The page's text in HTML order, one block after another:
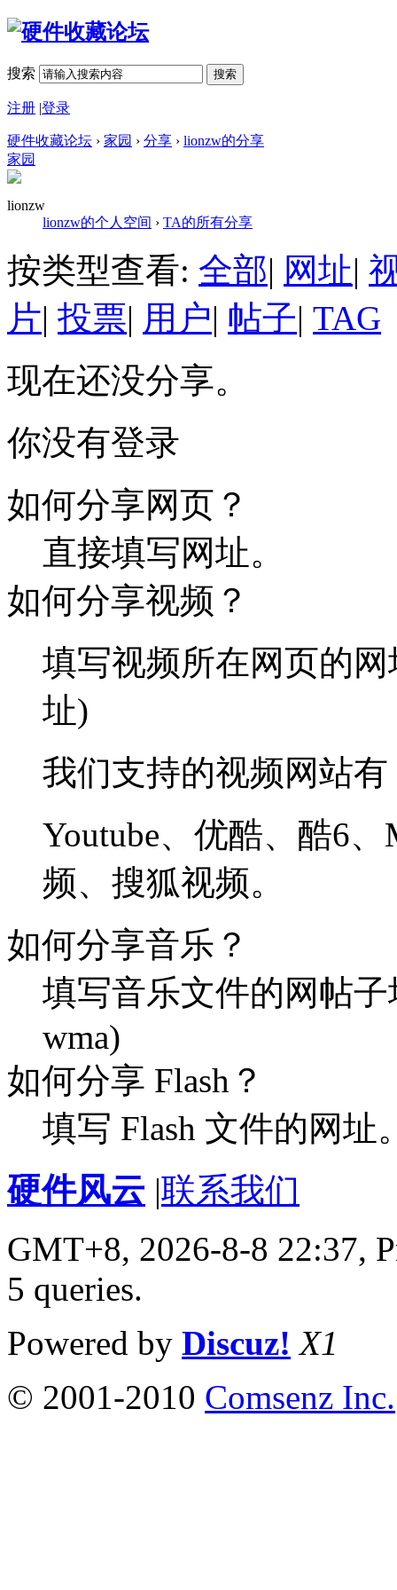
搜索 搜索
注册 |登录
硬件收藏论坛 › 家园 › 分享 › lionzw的分享
家园
lionzw
lionzw的个人空间 › TA的所有分享
按类型查看: 全部| 网址|
片| 投票| 用户| 帖子| TAG
现在还没分享。
你没有登录
如何分享网页？
直接填写网址。
如何分享视频？
填写视频所在网页的
址)
我们支持的视频网站有
Youtube、优酷、酷6
频、搜狐视频。
如何分享音乐？
填写音乐文件的网帖
wma)
如何分享 Flash？
填写 Flash 文件的网址
硬件风云 |联系我们
GMT+8, 2026-8-8 22:37,
5 queries.
Powered by Discuz! X1
© 2001-2010 Comsenz Inc.